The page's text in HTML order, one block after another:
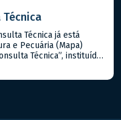
Técnica
Técnica já está
e Pecuária (Mapa)
Técnica”, instituído